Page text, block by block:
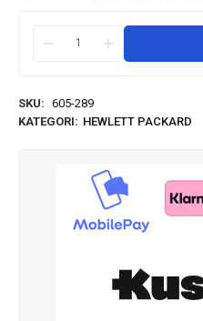
SKU: 605-289
KATEGORI: HEWLETT PACKARD